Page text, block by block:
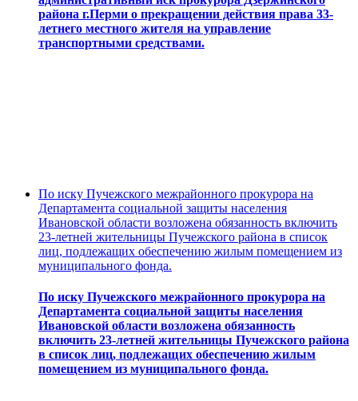
района г.Перми о прекращении действия права 33-
летнего местного жителя на управление
транспортными средствами.
По иску Пучежского межрайонного прокурора на
Департамента социальной защиты населения
Ивановской области возложена обязанность включить
23-летней жительницы Пучежского района в список
лиц, подлежащих обеспечению жилым помещением из
муниципального фонда.
По иску Пучежского межрайонного прокурора на
Департамента социальной защиты населения
Ивановской области возложена обязанность
включить 23-летней жительницы Пучежского района
в список лиц, подлежащих обеспечению жилым
помещением из муниципального фонда.